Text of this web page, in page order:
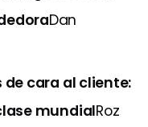
Dan
cara al cliente:
mundialRoz